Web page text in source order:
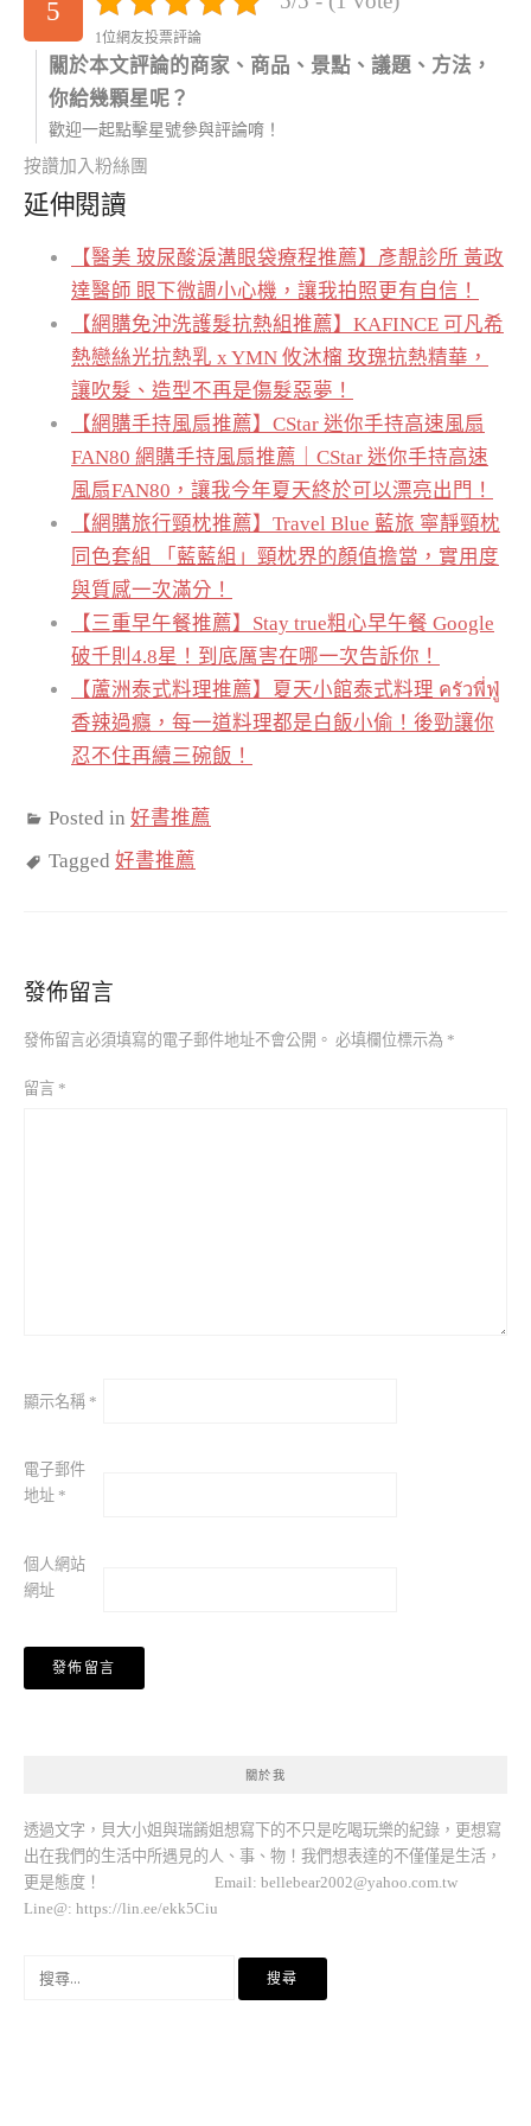
5
1位網友投票評論
關於本文評論的商家、商品、景點、議題、方法，
你給幾顆星呢？
歡迎一起點擊星號參與評論唷！
按讚加入粉絲團
延伸閱讀
【醫美 玻尿酸淚溝眼袋療程推薦】彥靚診所 黃政
達醫師 眼下微調小心機，讓我拍照更有自信！
【網購免沖洗護髮抗熱組推薦】KAFINCE 可凡希
熱戀絲光抗熱乳 x YMN 攸沐橣 玫瑰抗熱精華，
讓吹髮、造型不再是傷髮惡夢！
【網購手持風扇推薦】CStar 迷你手持高速風扇
FAN80 網購手持風扇推薦｜CStar 迷你手持高速
風扇FAN80，讓我今年夏天終於可以漂亮出門！
【網購旅行頸枕推薦】Travel Blue 藍旅 寧靜頸枕
同色套組 「藍藍組」頸枕界的顏值擔當，實用度
與質感一次滿分！
【三重早午餐推薦】Stay true粗心早午餐 Google
破千則4.8星！到底厲害在哪一次告訴你！
【蘆洲泰式料理推薦】夏天小館泰式料理 ครัวพี่ฟู่
香辣過癮，每一道料理都是白飯小偷！後勁讓你
忍不住再續三碗飯！
Posted in 好書推薦
Tagged 好書推薦
發佈留言
發佈留言必須填寫的電子郵件地址不會公開。 必填欄位標示為 *
留言 *
顯示名稱 *
電子郵件
地址 *
個人網站
網址
關於我
透過文字，貝大小姐與瑞餚姐想寫下的不只是吃喝玩樂的紀錄，更想寫
出在我們的生活中所遇見的人、事、物！我們想表達的不僅僅是生活，
更是態度！ Email: bellebear2002@yahoo.com.tw
Line@: https://lin.ee/ekk5Ciu